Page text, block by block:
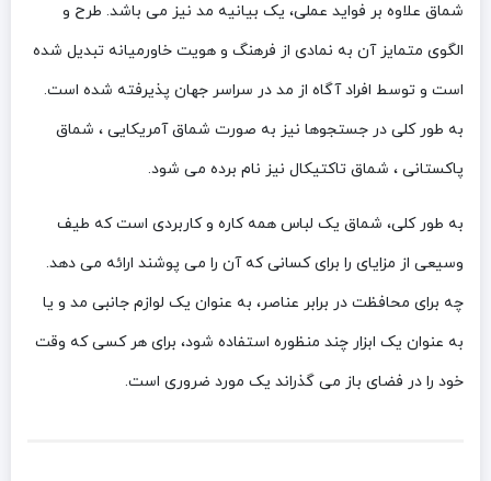
شماق علاوه بر فواید عملی، یک بیانیه مد نیز می باشد. طرح و
الگوی متمایز آن به نمادی از فرهنگ و هویت خاورمیانه تبدیل شده
است و توسط افراد آگاه از مد در سراسر جهان پذیرفته شده است.
به طور کلی در جستجوها نیز به صورت شماق آمریکایی ، شماق
پاکستانی ، شماق تاکتیکال نیز نام برده می شود.
به طور کلی، شماق یک لباس همه کاره و کاربردی است که طیف
وسیعی از مزایای را برای کسانی که آن را می پوشند ارائه می دهد.
چه برای محافظت در برابر عناصر، به عنوان یک لوازم جانبی مد و یا
به عنوان یک ابزار چند منظوره استفاده شود، برای هر کسی که وقت
خود را در فضای باز می گذراند یک مورد ضروری است.